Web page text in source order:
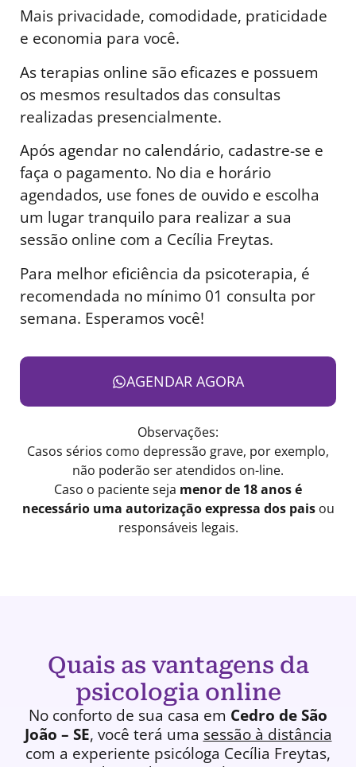
Mais privacidade, comodidade, praticidade
e economia para você.
As terapias online são eficazes e possuem
os mesmos resultados das consultas
realizadas presencialmente.
Após agendar no calendário, cadastre-se e
faça o pagamento. No dia e horário
agendados, use fones de ouvido e escolha
um lugar tranquilo para realizar a sua
sessão online com a Cecília Freytas.
Para melhor eficiência da psicoterapia, é
recomendada no mínimo 01 consulta por
semana. Esperamos você!
AGENDAR AGORA
Observações:
Casos sérios como depressão grave, por exemplo,
não poderão ser atendidos on-line.
Caso o paciente seja menor de 18 anos é
necessário uma autorização expressa dos paisou
responsáveis legais.
Quais as vantagens da
psicologia online
No conforto de sua casa em Cedro de São
João – SE, você terá uma sessão à distância
com a experiente psicóloga Cecília Freytas,